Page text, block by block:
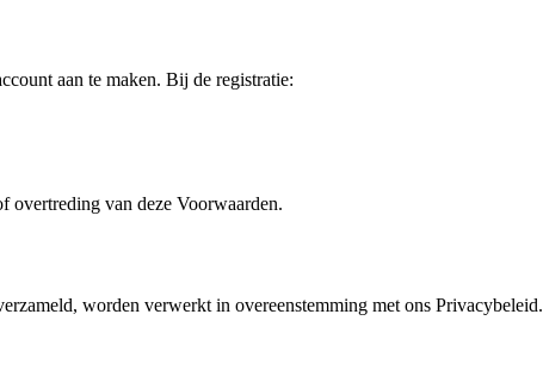
aan te maken. Bij de registratie:
overtreding van deze Voorwaarden.
worden verwerkt in overeenstemming met ons Privacybeleid.